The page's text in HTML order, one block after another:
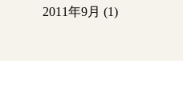
2011年9月 (1)